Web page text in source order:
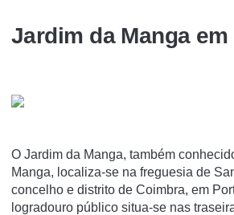
Jardim da Manga
O Jardim da Manga, também
Manga, localiza-se na freguesia de
concelho e distrito de Coimbra, em
logradouro público situa-se nas